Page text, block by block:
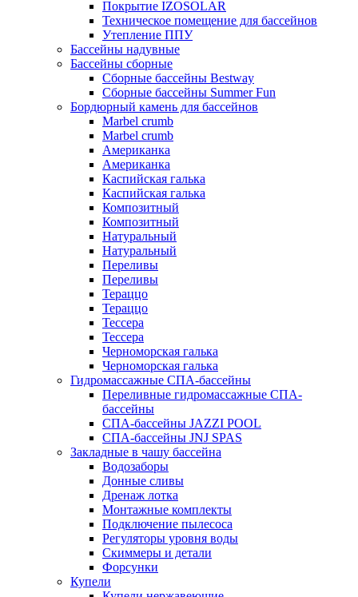
Покрытие IZOSOLAR
Техническое помещение для бассейнов
Утепление ППУ
Бассейны надувные
Бассейны сборные
Сборные бассейны Bestway
Сборные бассейны Summer Fun
Бордюрный камень для бассейнов
Marbel crumb
Marbel crumb
Американка
Американка
Каспийская галька
Каспийская галька
Композитный
Композитный
Натуральный
Натуральный
Переливы
Переливы
Тераццо
Тераццо
Тессера
Тессера
Черноморская галька
Черноморская галька
Гидромассажные СПА-бассейны
Переливные гидромассажные СПА-
бассейны
СПА-бассейны JAZZI POOL
СПА-бассейны JNJ SPAS
Закладные в чашу бассейна
Водозаборы
Донные сливы
Дренаж лотка
Монтажные комплекты
Подключение пылесоса
Регуляторы уровня воды
Скиммеры и детали
Форсунки
Купели